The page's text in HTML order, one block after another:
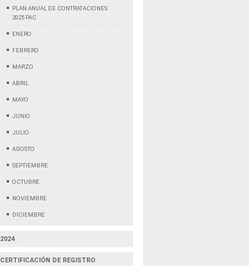
PLAN ANUAL DE CONTRATACIONES
2025 PAC
ENERO
FEBRERO
MARZO
ABRIL
MAYO
JUNIO
JULIO
AGOSTO
SEPTIEMBRE
OCTUBRE
NOVIEMBRE
DICIEMBRE
2024
CERTIFICACIÓN DE REGISTRO